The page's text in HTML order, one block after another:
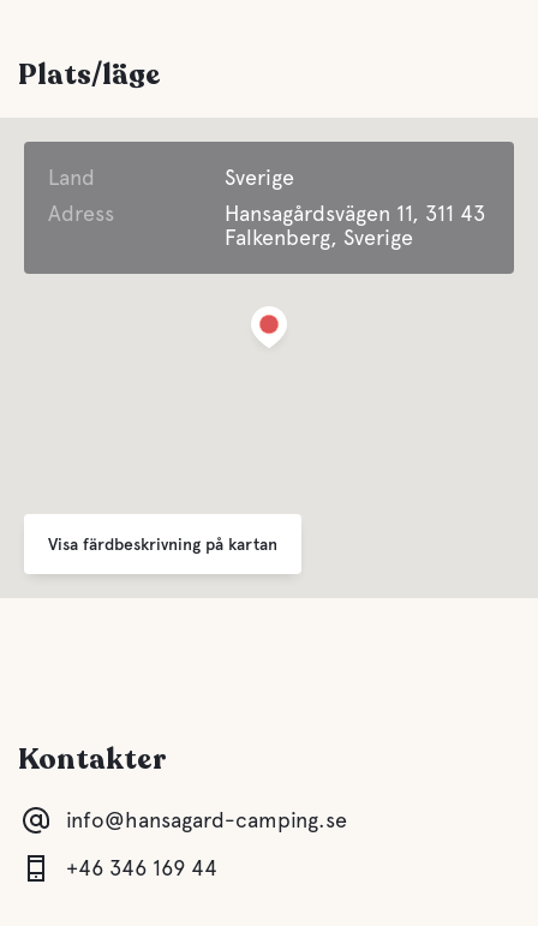
Dusch
Latrintömning
Färskvatten
Plats/läge
Land
Sverige
Adress
Hansagårdsvägen 11, 311 43
Falkenberg, Sverige
Visa färdbeskrivning på kartan
Kontakter
info@hansagard-camping.se
+46 346 169 44